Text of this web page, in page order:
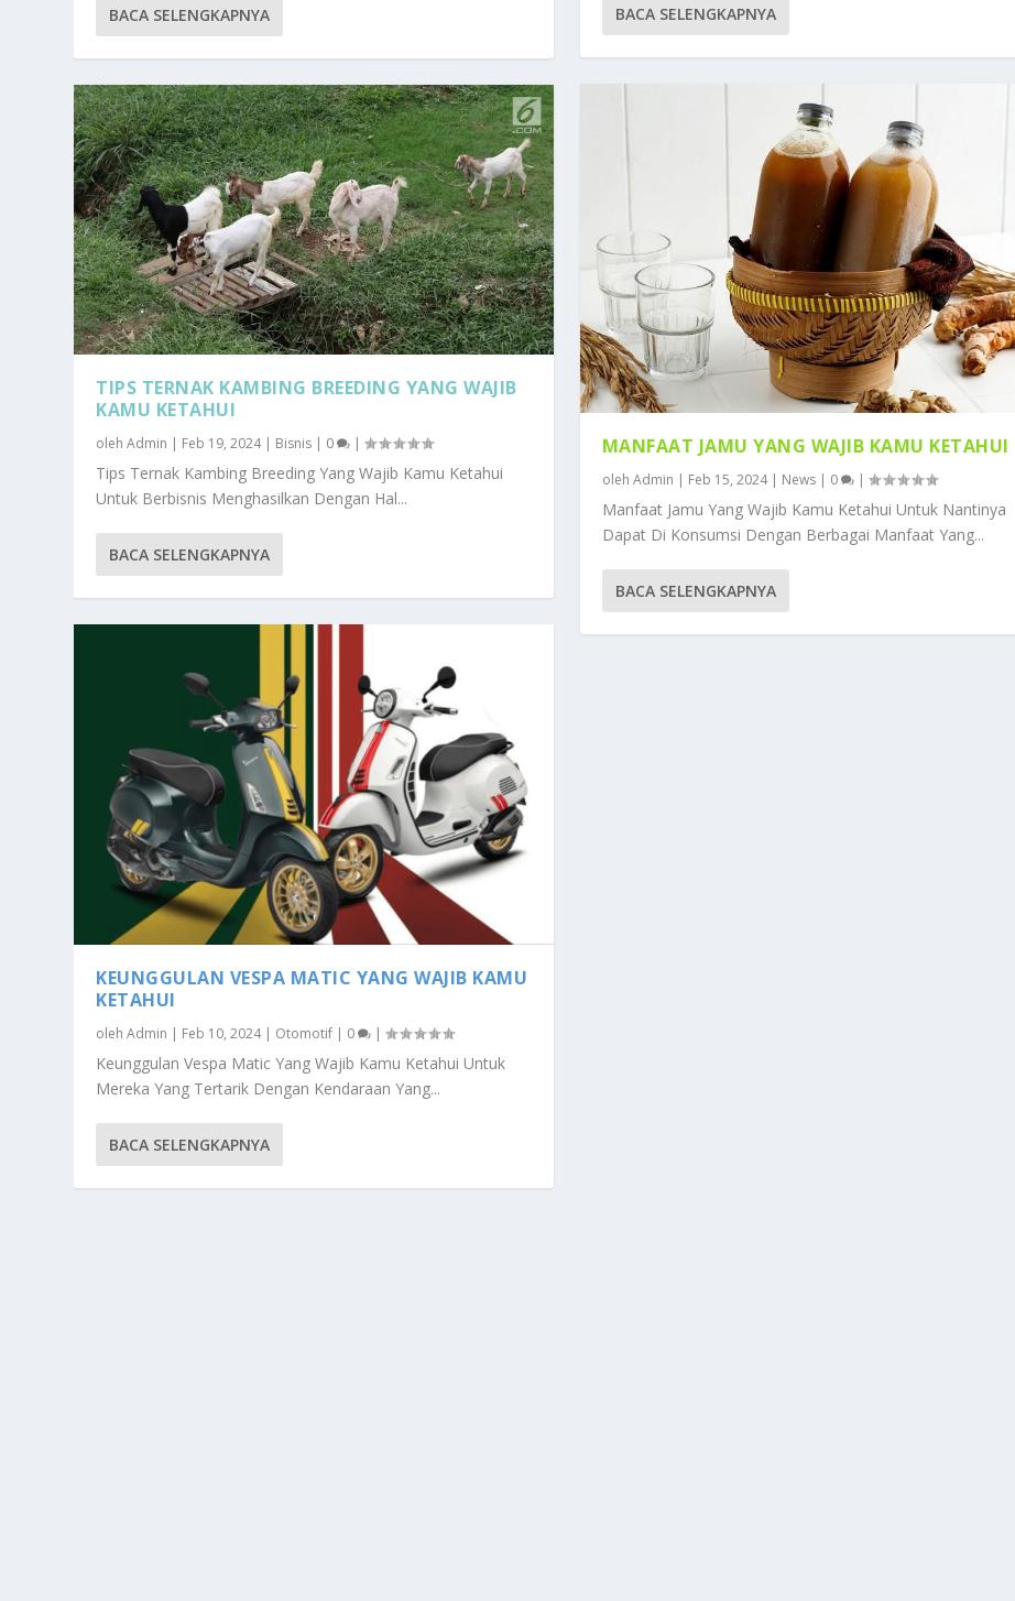
BACA SELENGKAPNYA
TIPS TERNAK KAMBING BREEDING YANG WAJIB
KAMU KETAHUI
olehAdmin | Feb 19, 2024| Bisnis | 0 |
Tips Ternak Kambing Breeding Yang Wajib Kamu Ketahui
Untuk Berbisnis Menghasilkan Dengan Hal...
BACA SELENGKAPNYA
KEUNGGULAN VESPA MATIC YANG WAJIB KAMU
KETAHUI
olehAdmin | Feb 10, 2024| Otomotif | 0 |
Keunggulan Vespa Matic Yang Wajib Kamu Ketahui Untuk
Mereka Yang Tertarik Dengan Kendaraan Yang...
BACA SELENGKAPNYA
BACA SELENGKAPNYA
MANFAAT JAMU YANG WAJIB KAMU KETAHUI
oleh Admin | Feb 15, 2024| News| 0 |
Manfaat Jamu Yang Wajib Kamu Ketahui Untuk Nantinya
Dapat Di Konsumsi Dengan Berbagai Manfaat Yang...
BACA SELENGKAPNYA